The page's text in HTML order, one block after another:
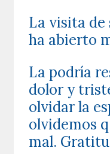
La visita de
ha abierto
La podría
dolor y
olvidar la
olvidemos
mal.